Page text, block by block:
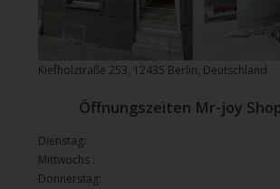
Kiefholztraße 253, 12435 Berlin, Deutschland
Öffnungszeiten Mr-joy
Dienstag:
Mittwochs :
Donnerstag: